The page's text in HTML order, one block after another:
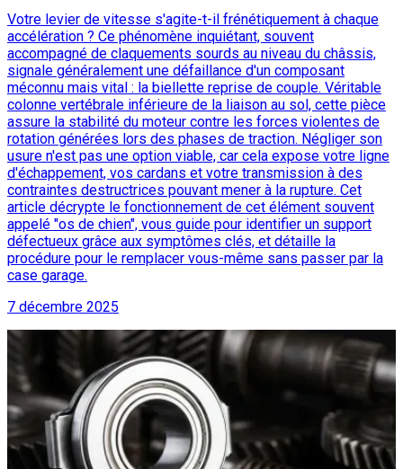
Votre levier de vitesse s'agite-t-il frénétiquement à chaque
accélération ? Ce phénomène inquiétant, souvent
accompagné de claquements sourds au niveau du châssis,
signale généralement une défaillance d'un composant
méconnu mais vital : la biellette reprise de couple. Véritable
colonne vertébrale inférieure de la liaison au sol, cette pièce
assure la stabilité du moteur contre les forces violentes de
rotation générées lors des phases de traction. Négliger son
usure n'est pas une option viable, car cela expose votre ligne
d'échappement, vos cardans et votre transmission à des
contraintes destructrices pouvant mener à la rupture. Cet
article décrypte le fonctionnement de cet élément souvent
appelé "os de chien", vous guide pour identifier un support
défectueux grâce aux symptômes clés, et détaille la
procédure pour le remplacer vous-même sans passer par la
case garage.
7 décembre 2025